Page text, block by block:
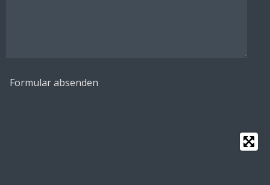
Formular absenden